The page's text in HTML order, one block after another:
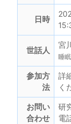
日時
世話人
宮
睡
参加方
法
詳
く
お問い
合わせ
研
電